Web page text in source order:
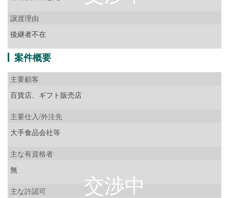
譲渡理由
後継者不在
案件概要
主要顧客
百貨店、ギフト販売店
主要仕入/外注先
大手食品会社等
主な有資格者
無
主な許認可